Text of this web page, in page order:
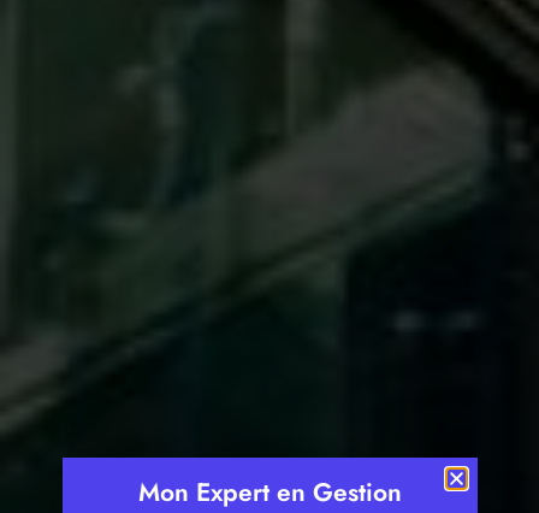
Mon Expert en Gestion